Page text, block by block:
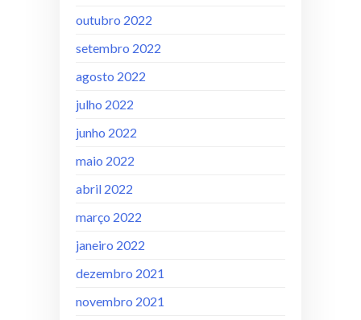
outubro 2022
setembro 2022
agosto 2022
julho 2022
junho 2022
maio 2022
abril 2022
março 2022
janeiro 2022
dezembro 2021
novembro 2021